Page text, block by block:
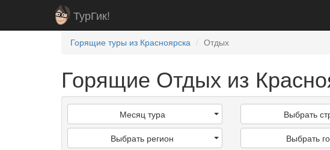
ТурГик!
Горящие туры из Красноярска Отдых
Горящие Отдых из
Месяц тура
Выбрать регион
Выбрать
Выбрать